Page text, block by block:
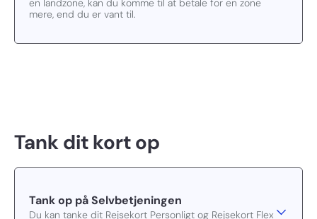
en landzone, kan du komme til at betale for en zone
mere, end du er vant til.
Tank dit kort op
Tank op på Selvbetjeningen
Du kan tanke dit Rejsekort Personligt og Rejsekort Flex